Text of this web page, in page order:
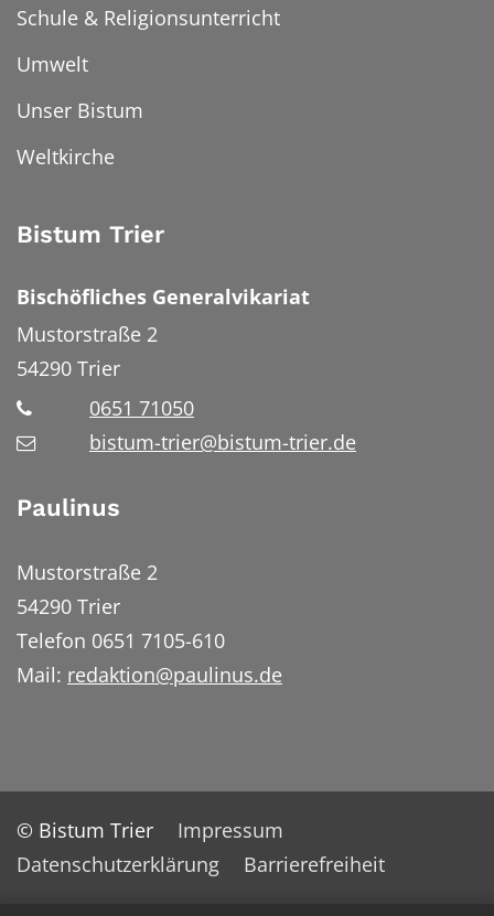
Schule & Religionsunterricht
Umwelt
Unser Bistum
Weltkirche
Bistum Trier
Bischöfliches Generalvikariat
Mustorstraße 2
54290 Trier
0651 71050
bistum-trier@bistum-trier.de
Paulinus
Mustorstraße 2
54290 Trier
Telefon 0651 7105-610
Mail: redaktion@paulinus.de
© Bistum Trier
Impressum
Datenschutzerklärung
Barrierefreiheit